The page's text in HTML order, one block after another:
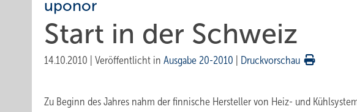
uponor
Start in der Schweiz
14.10.2010 Veröffentlicht in Ausgabe 20-2010 Druckvorschau
Zu Beginn des Jahres nahm der finnische Hersteller von Heiz- und